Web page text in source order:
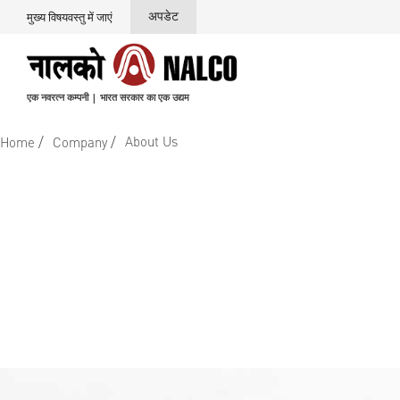
मुख्य विषयवस्तु में जाएं अपडेट
एक नवरत्न कम्पनी | भारत सरकार का एक उद्यम
Home / Company / About Us